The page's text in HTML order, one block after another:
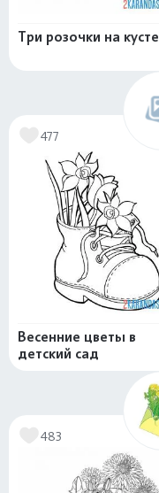
Три розочки на кусте
477
Весенние цветы в
детский сад
483